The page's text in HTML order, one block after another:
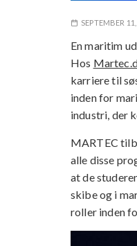
SEPTEMBER
En maritim
Hos
karriere til
inden for
industri, der
MARTEC
alle disse
at de
skibe og i
roller inden